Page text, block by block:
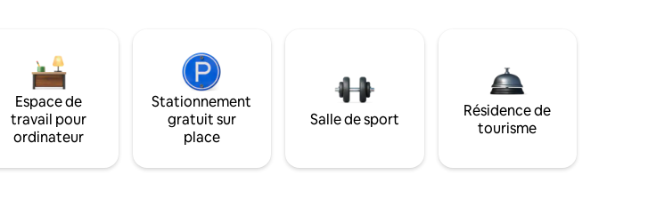
Espace de
travail pour
ordinateur
Stationnement
gratuit sur
place
Salle de sport
Résidence de
tourisme